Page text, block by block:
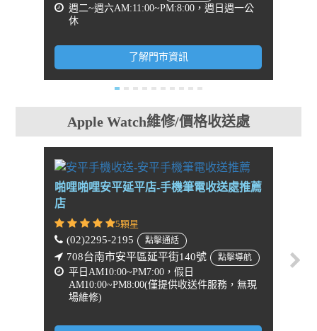
週二~週六AM:11:00~PM:8:00，週日週一公
休
了解門市資訊
Apple Watch維修/價格收送處
啪哩啪哩安平延平店-手機筆電收送處推薦
店
5顆星
(02)2295-2195 點擊通話
708台南市安平區延平街140號 點擊導航
平日AM10:00~PM7:00，假日
AM10:00~PM8:00(僅提供收送件服務，無現
場維修)
310